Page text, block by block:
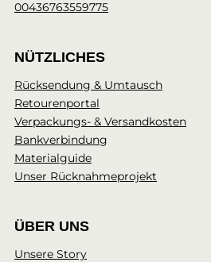
00436763559775
NÜTZLICHES
Rücksendung & Umtausch
Retourenportal
Verpackungs- & Versandkosten
Bankverbindung
Materialguide
Unser Rücknahmeprojekt
ÜBER UNS
Unsere Story